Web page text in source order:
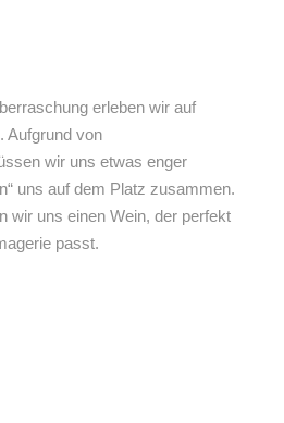
erleben wir auf
Aufgrund von
wir uns etwas enger
uns auf dem Platz zusammen.
wir uns einen Wein, der perfekt
passt.